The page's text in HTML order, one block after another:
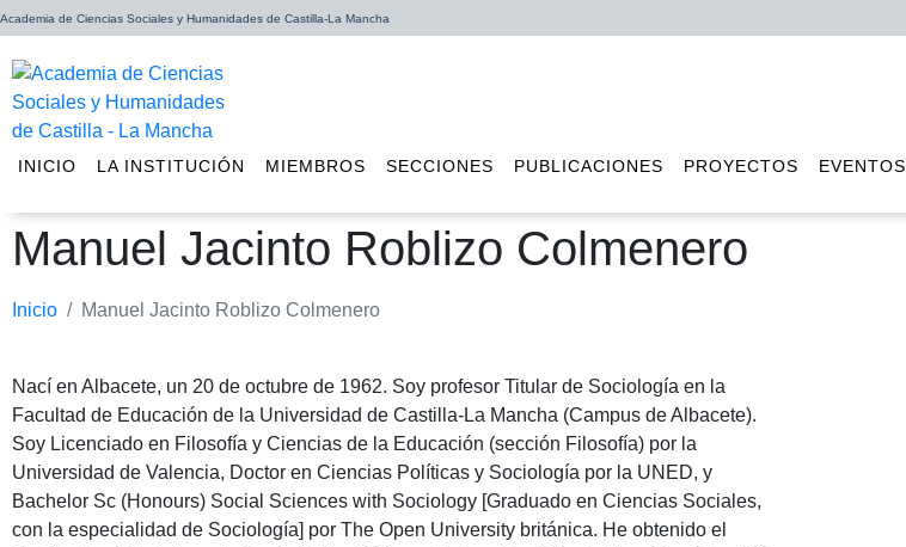
Academia de Ciencias Sociales y Humanidades de Castilla-La Mancha
INICIO LA INSTITUCIÓN MIEMBROS SECCIONES PUBLICACIONES PROYECTOS EVENTOS
Manuel Jacinto Roblizo Colmenero
Inicio Manuel Jacinto Roblizo Colmenero
Nací en Albacete, un 20 de octubre de 1962. Soy profesor Titular de Sociología en la
Facultad de Educación de la Universidad de Castilla-La Mancha (Campus de Albacete).
Soy Licenciado en Filosofía y Ciencias de la Educación (sección Filosofía) por la
Universidad de Valencia, Doctor en Ciencias Políticas y Sociología por la UNED, y
Bachelor Sc (Honours) Social Sciences with Sociology [Graduado en Ciencias Sociales,
con la especialidad de Sociología] por The Open University británica. He obtenido el